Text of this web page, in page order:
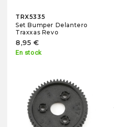
TRX5335
Set Bumper Delantero
Traxxas Revo
8,95 €
En stock